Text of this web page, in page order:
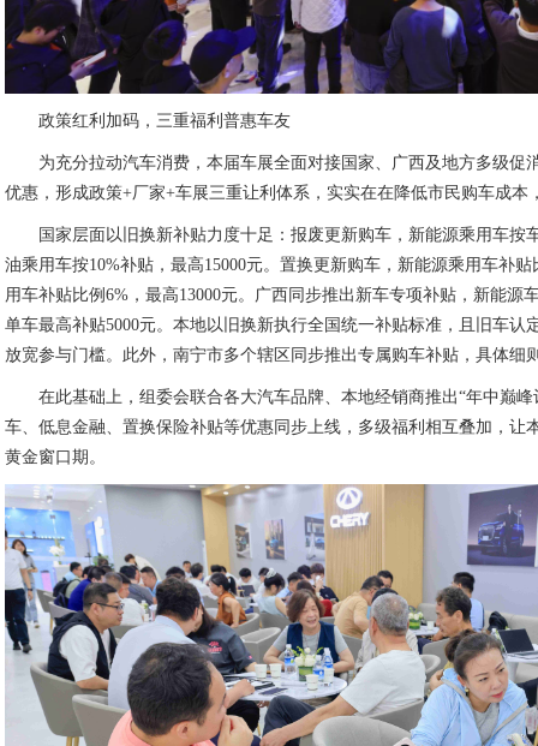
政策红利加码，三重福利普惠车友
为充分拉动汽车消费，本届车展全面对接国家、广西及地方多级促
优惠，形成政策+厂家+车展三重让利体系，实实在在降低市民购车成本
国家层面以旧换新补贴力度十足：报废更新购车，新能源乘用车按
油乘用车按10%补贴，最高15000元。置换更新购车，新能源乘用车补
用车补贴比例6%，最高13000元。广西同步推出新车专项补贴，新能源
单车最高补贴5000元。本地以旧换新执行全国统一补贴标准，且旧车认
放宽参与门槛。此外，南宁市多个辖区同步推出专属购车补贴，具体细
在此基础上，组委会联合各大汽车品牌、本地经销商推出“年中巅
车、低息金融、置换保险补贴等优惠同步上线，多级福利相互叠加，让
黄金窗口期。